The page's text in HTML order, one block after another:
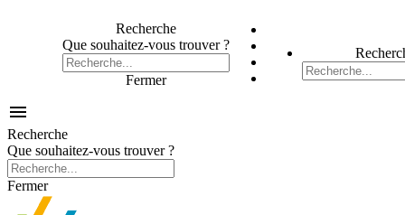
Recherche
Que souhaitez-vous trouver ?
Fermer

Recherche
Que souhaitez-vous trouver ?
Fermer